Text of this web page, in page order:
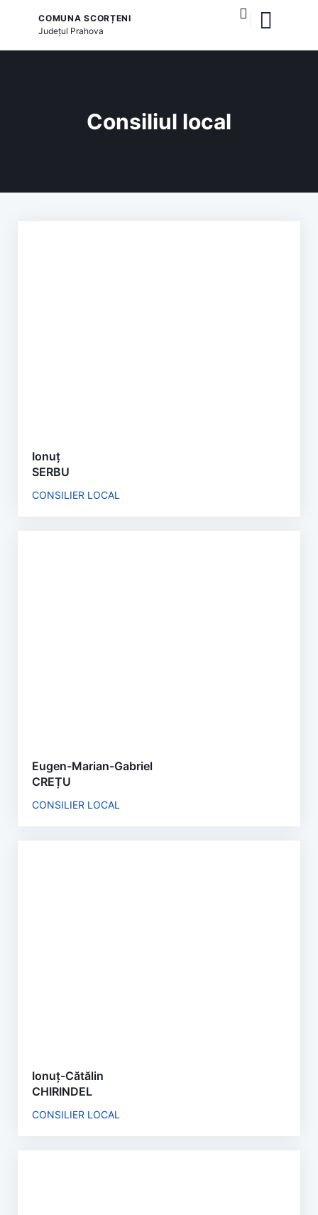
COMUNA SCORȚENI
Județul Prahova
Consiliul local
Ionuț
SERBU
CONSILIER LOCAL
Eugen-Marian-Gabriel
CREȚU
CONSILIER LOCAL
Ionuț-Cătălin
CHIRINDEL
CONSILIER LOCAL